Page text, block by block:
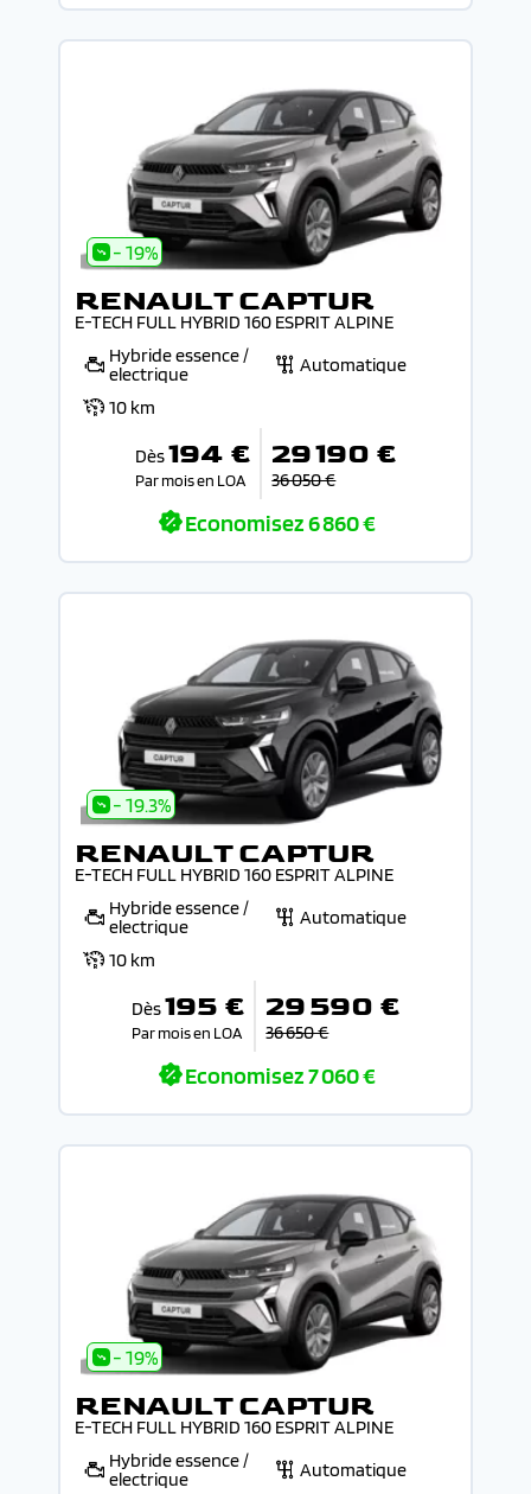
- 19%
RENAULT CAPTUR
E-TECH FULL HYBRID 160 ESPRIT ALPINE
Hybride essence /
electrique
Automatique
10 km
Dès194 €
Par mois en LOA
29 190 €
36 050 €
Economisez6 860 €
- 19.3%
RENAULT CAPTUR
E-TECH FULL HYBRID 160 ESPRIT ALPINE
Hybride essence /
electrique
Automatique
10 km
Dès195 €
Par mois en LOA
29 590 €
36 650 €
Economisez7 060 €
- 19%
RENAULT CAPTUR
E-TECH FULL HYBRID 160 ESPRIT ALPINE
Hybride essence /
electrique
Automatique